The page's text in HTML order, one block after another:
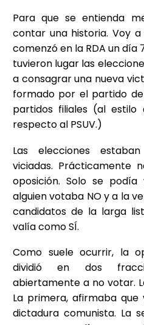
Para que se entienda
contar una historia. Voy
comenzó en la RDA un día
tuvieron lugar las
a consagrar una nueva
formado por el partido
partidos filiales (al estilo
respecto al PSUV.)
Las elecciones
viciadas. Prácticamente
oposición. Solo se
alguien votaba NO y a la
candidatos de la larga
valía como SÍ.
Como suele ocurrir, la
dividió en dos
abiertamente a no votar.
La primera, afirmaba
dictadura comunista. La